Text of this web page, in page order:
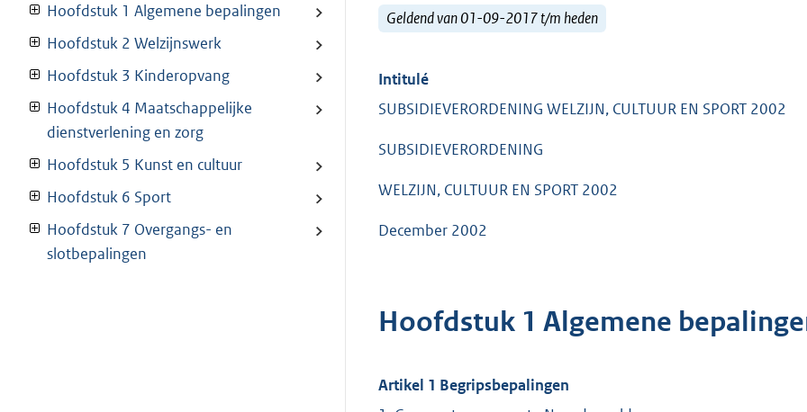
Hoofdstuk 1 Algemene bepalingen
Hoofdstuk 2 Welzijnswerk
Hoofdstuk 3 Kinderopvang
Hoofdstuk 4 Maatschappelijke
dienstverlening en zorg
Hoofdstuk 5 Kunst en cultuur
Hoofdstuk 6 Sport
Hoofdstuk 7 Overgangs- en
slotbepalingen
Geldend van 01-09-2017 t/m heden
Intitulé
SUBSIDIEVERORDENING WELZIJN, CULTUUR EN SPORT 2002
SUBSIDIEVERORDENING
WELZIJN, CULTUUR EN SPORT 2002
December 2002
Hoofdstuk 1 Algemene
Artikel 1 Begripsbepalingen